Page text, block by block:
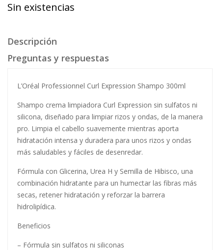
Sin existencias
Descripción
Preguntas y respuestas
L’Oréal Professionnel Curl Expression Shampo 300ml
Shampo crema limpiadora Curl Expression sin sulfatos ni
silicona, diseñado para limpiar rizos y ondas, de la manera
pro. Limpia el cabello suavemente mientras aporta
hidratación intensa y duradera para unos rizos y ondas
más saludables y fáciles de desenredar.
Fórmula con Glicerina, Urea H y Semilla de Hibisco, una
combinación hidratante para un humectar las fibras más
secas, retener hidratación y reforzar la barrera
hidrolipídica.
Beneficios
– Fórmula sin sulfatos ni siliconas